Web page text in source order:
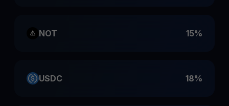
NOT 15%
USDC 18%